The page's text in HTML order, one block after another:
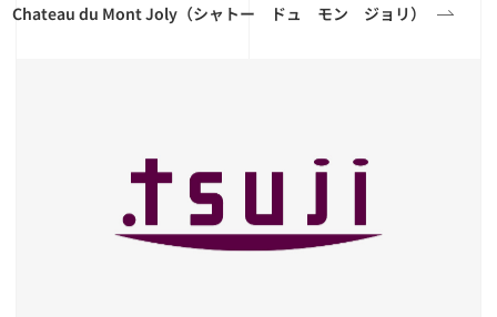
Chateau du Mont Joly（シャトー ドュ モン ジョリ）